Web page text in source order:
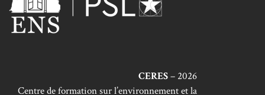
CERES– 2026
Centre de formation sur l’environnement et la